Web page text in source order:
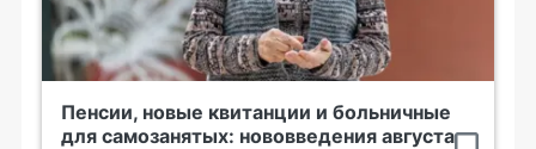
Пенсии, новые квитанции и больничные
для самозанятых: нововведения августа